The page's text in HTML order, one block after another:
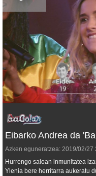
Eibarko Andrea da
Azken eguneratzea: 2019/02/27
Hurrengo saioan inmunitatea
Ylenia bere herritarra aukeratu